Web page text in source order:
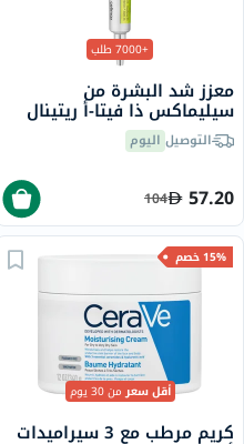
+7000 طلب
معزز شد البشرة من
سيليماكس ذا فيتا-أ ريتينال
شوت، 15 مل
التوصيل اليوم
57.20
104
15% خصم
أقل سعرمن 30 يوم
كريم مرطب مع 3 سيراميدات